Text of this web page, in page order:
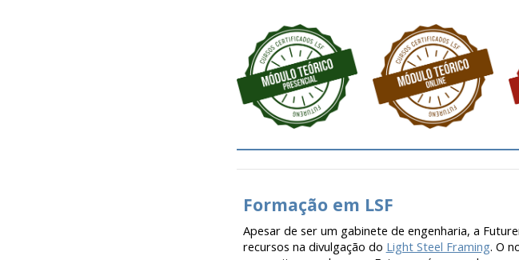
Formação em LSF
Apesar de ser um gabinete de engenharia, a
recursos na divulgação do Light Steel Framing. O